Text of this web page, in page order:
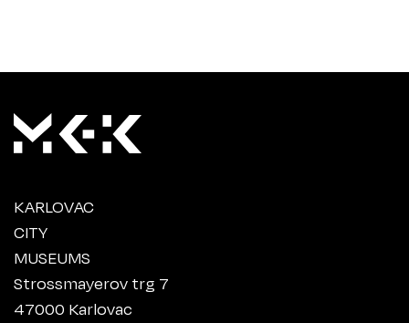
KARLOVAC
CITY
MUSEUMS
Strossmayerov trg 7
47000 Karlovac